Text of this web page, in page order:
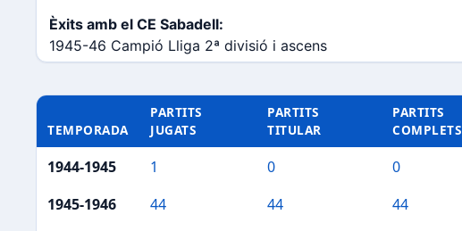
Èxits amb el CE Sabadell:
1945-46 Campió Lliga 2ª divisió i ascens
TEMPORADA
PARTITS
JUGATS
PARTITS
TITULAR
PARTITS
COMPLETS
1944-1945 1 0 0
1945-1946
44 44 44